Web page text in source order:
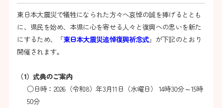
東日本大震災で犠牲になられた方々へ哀悼の誠を捧げるととも
に、県民を始め、本県に心を寄せる人々と復興への思いを新た
にするため、「東日本大震災追悼復興祈念式」が下記のとおり
開催されます。
（1）式典のご案内
○日時：2026（令和8）年3月11日（水曜日） 14時30分～15時
50分